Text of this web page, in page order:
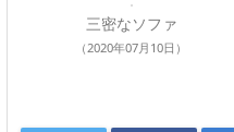
三密なソファ
（2020年07月10日）